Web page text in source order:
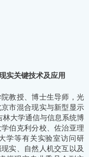
实关键技术及应用
教授、博士生导师，光
市混合现实与新型显示
大学通信与信息系统博
伯克利分校、佐治亚理
学等有关实验室访问研
实、自然人机交互以及